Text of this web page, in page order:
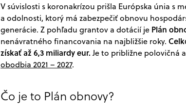
V súvislosti s koronakrízou prišla Európska únia s
a odolnosti, ktorý má zabezpečiť obnovu
generácie. Z pohľadu grantov a dotácií je Plán
nenávratného financovania na najbližšie roky.
získať až 6,3 miliardy eur.Je to približne polovičná
obodbia 2021 – 2027.
Čo je to Plán obnovy?